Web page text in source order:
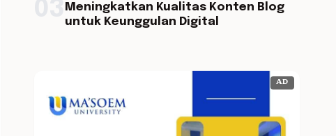
Meningkatkan Kualitas Konten Blog
untuk Keunggulan Digital
AD